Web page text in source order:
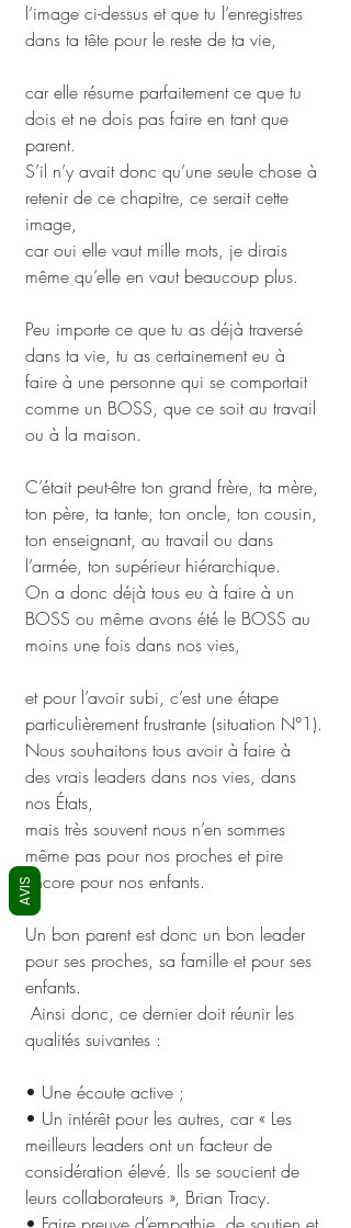
l‘image ci-dessus et que tu l’enregistres
dans ta tête pour le reste de ta vie,
car elle résume parfaitement ce que tu
dois et ne dois pas faire en tant que
parent.
S’il n’y avait donc qu’une seule chose à
retenir de ce chapitre, ce serait cette
image,
car oui elle vaut mille mots, je dirais
même qu’elle en vaut beaucoup plus.
Peu importe ce que tu as déjà traversé
dans ta vie, tu as certainement eu à
faire à une personne qui se comportait
comme un BOSS, que ce soit au travail
ou à la maison.
C’était peut-être ton grand frère, ta mère,
ton père, ta tante, ton oncle, ton cousin,
ton enseignant, au travail ou dans
l’armée, ton supérieur hiérarchique.
On a donc déjà tous eu à faire à un
BOSS ou même avons été le BOSS au
moins une fois dans nos vies,
et pour l’avoir subi, c’est une étape
particulièrement frustrante (situation N°1).
Nous souhaitons tous avoir à faire à
des vrais leaders dans nos vies, dans
nos États,
mais très souvent nous n’en sommes
même pas pour nos proches et pire
encore pour nos enfants.
Un bon parent est donc un bon leader
pour ses proches, sa famille et pour ses
enfants.
qualités suivantes :
• Une écoute active ;
• Un intérêt pour les autres, car « Les
meilleurs leaders ont un facteur de
considération élevé. Ils se soucient de
leurs collaborateurs », Brian Tracy.
AVIS